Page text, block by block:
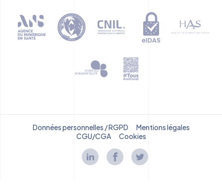
Données personnelles / RGPD
Mentions légales
CGU/CGA
Cookies